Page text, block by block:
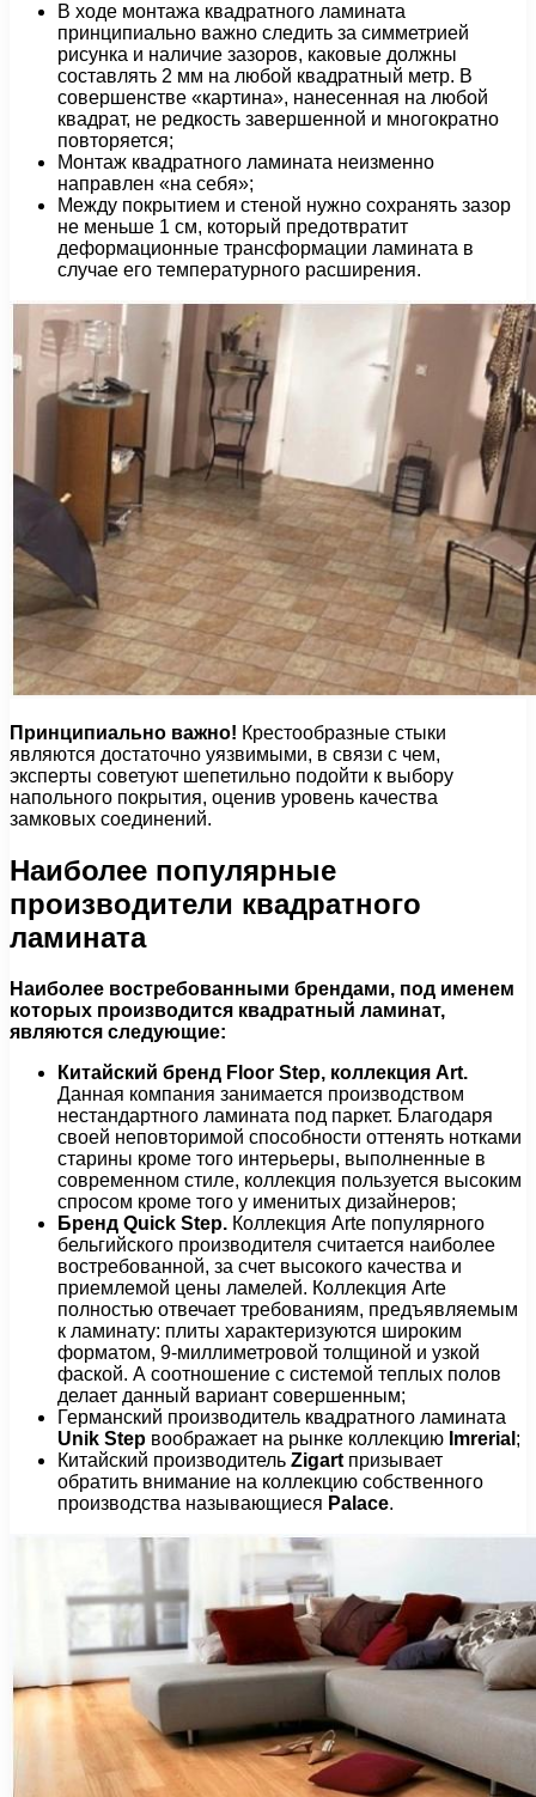
В ходе монтажа квадратного ламината
принципиально важно следить за симметрией
рисунка и наличие зазоров, каковые должны
составлять 2 мм на любой квадратный метр. В
совершенстве «картина», нанесенная на любой
квадрат, не редкость завершенной и многократно
повторяется;
Монтаж квадратного ламината неизменно
направлен «на себя»;
Между покрытием и стеной нужно сохранять зазор
не меньше 1 см, который предотвратит
деформационные трансформации ламината в
случае его температурного расширения.
Принципиально важно! Крестообразные стыки
являются достаточно уязвимыми, в связи с чем,
эксперты советуют шепетильно подойти к выбору
напольного покрытия, оценив уровень качества
замковых соединений.
Наиболее популярные
производители квадратного
ламината
Наиболее востребованными брендами, под именем
которых производится квадратный ламинат,
являются следующие:
Китайский бренд Floor Step, коллекция Art.
Данная компания занимается производством
нестандартного ламината под паркет. Благодаря
своей неповторимой способности оттенять нотками
старины кроме того интерьеры, выполненные в
современном стиле, коллекция пользуется высоким
спросом кроме того у именитых дизайнеров;
Бренд Quick Step. Коллекция Arte популярного
бельгийского производителя считается наиболее
востребованной, за счет высокого качества и
приемлемой цены ламелей. Коллекция Arte
полностью отвечает требованиям, предъявляемым
к ламинату: плиты характеризуются широким
форматом, 9-миллиметровой толщиной и узкой
фаской. А соотношение с системой теплых полов
делает данный вариант совершенным;
Германский производитель квадратного ламината
Unik Step воображает на рынке коллекцию Imrerial ;
Китайский производитель Zigart призывает
обратить внимание на коллекцию собственного
производства называющиеся Palace.